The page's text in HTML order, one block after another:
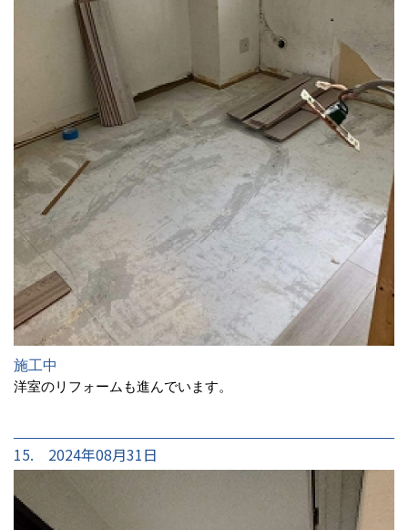
施工中
洋室のリフォームも進んでいます。
15. 2024年08月31日